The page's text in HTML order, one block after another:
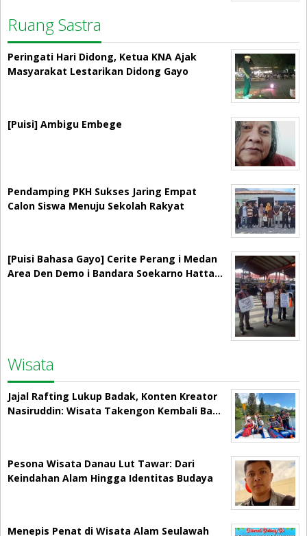
Ruang Sastra
Peringati Hari Didong, Ketua KNA Ajak
Masyarakat Lestarikan Didong Gayo
[Puisi] Ambigu Embege
Pendamping PKH Sukses Jaring Empat
Calon Siswa Menuju Sekolah Rakyat
[Puisi Bahasa Gayo] Cerite Perang i Medan
Area Den Demo i Bandara Soekarno Hatta…
Wisata
Jajal Rafting Lukup Badak, Konten Kreator
Nasiruddin: Wisata Takengon Kembali Ba…
Pesona Wisata Danau Lut Tawar: Dari
Keindahan Alam Hingga Identitas Budaya
Menepis Penat di Wisata Alam Seulawah